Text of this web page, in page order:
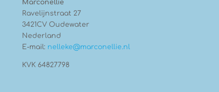
Marconellie
Ravelijnstraat 27
3421CV Oudewater
Nederland
E-mail: nelleke@marconellie.nl
KVK 64827798